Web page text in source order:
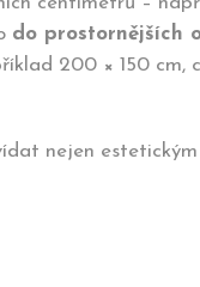
do prostornějších
200 × 150 cm,
nejen